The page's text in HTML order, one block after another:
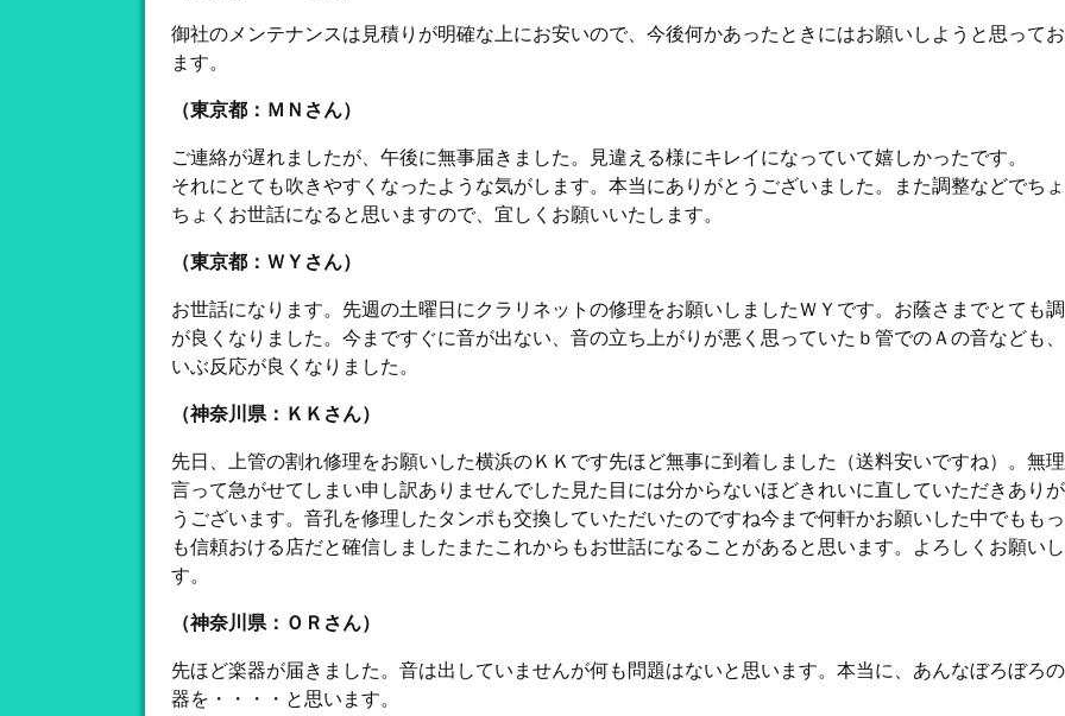
御社のメンテナンスは見積りが明確な上にお安いので、今後何かあったときにはお願いしようと思ってお
ます。
（東京都：ＭＮさん）
ご連絡が遅れましたが、午後に無事届きました。見違える様にキレイになっていて嬉しかったです。
それにとても吹きやすくなったような気がします。本当にありがとうございました。また調整などでちょ
ちょくお世話になると思いますので、宜しくお願いいたします。
（東京都：ＷＹさん）
お世話になります。先週の土曜日にクラリネットの修理をお願いしましたＷＹです。お蔭さまでとても
が良くなりました。今まですぐに音が出ない、音の立ち上がりが悪く思っていたｂ管でのＡの音なども
いぶ反応が良くなりました。
（神奈川県：ＫＫさん）
先日、上管の割れ修理をお願いした横浜のＫＫです先ほど無事に到着しました（送料安いですね）。無
言って急がせてしまい申し訳ありませんでした見た目には分からないほどきれいに直していただきあり
うございます。音孔を修理したタンポも交換していただいたのですね今まで何軒かお願いした中でもも
も信頼おける店だと確信しましたまたこれからもお世話になることがあると思います。よろしくお願いし
す。
（神奈川県：ＯＲさん）
先ほど楽器が届きました。音は出していませんが何も問題はないと思います。本当に、あんなぼろぼろ
器を・・・・と思います。